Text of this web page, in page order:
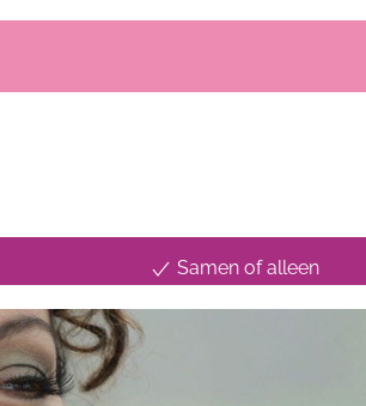
Samen of alleen